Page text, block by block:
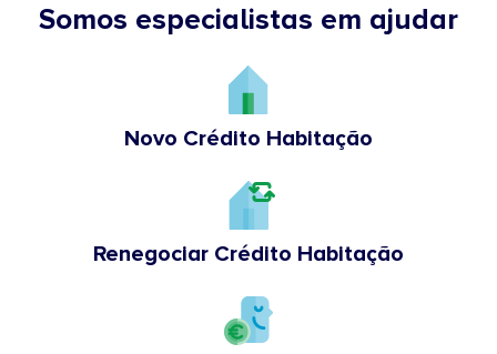
Somos especialistas em ajudar
Novo Crédito Habitação
Renegociar Crédito Habitação